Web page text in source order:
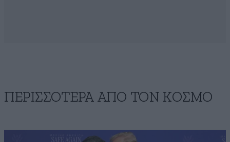
ΠΕΡΙΣΣΟΤΕΡΑ ΑΠΟ ΤΟΝ ΚΟΣΜΟ